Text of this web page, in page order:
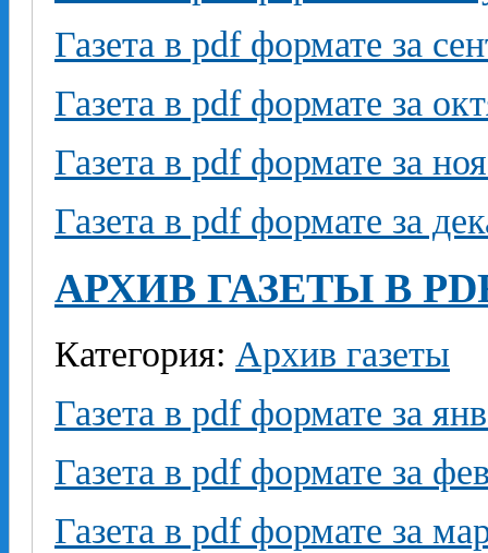
Газета в pdf формате за
Газета в pdf формате за
Газета в pdf формате за
Газета в pdf формате за
АРХИВ ГАЗЕТЫ В
Категория: Архив газеты
Газета в pdf формате за
Газета в pdf формате за
Газета в pdf формате за